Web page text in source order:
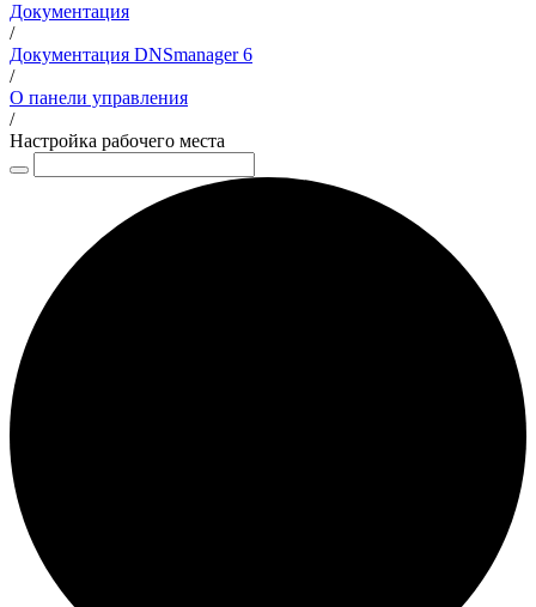
Документация
/
Документация DNSmanager 6
/
О панели управления
/
Настройка рабочего места